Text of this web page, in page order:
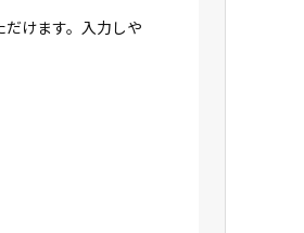
けます。入力しや